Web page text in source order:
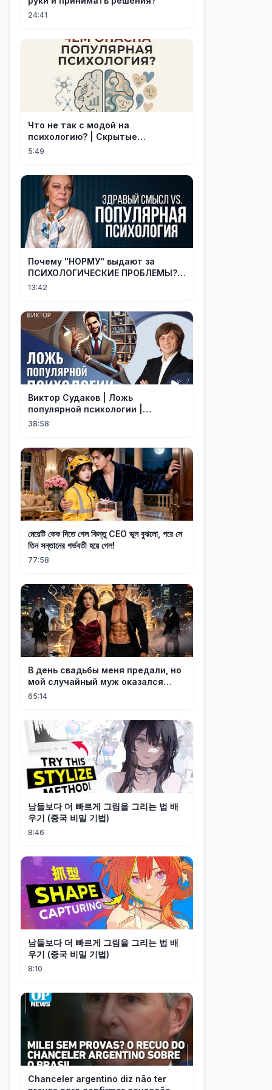
24:41
Что не так с модой на
психологию? | Скрытые
опасности популярности
5:49
Почему "НОРМУ" выдают за
ПСИХОЛОГИЧЕСКИЕ ПРОБЛЕМЫ?
Последствия "популярной"
13:42
Виктор Судаков | Ложь
популярной психологии |
Проповедь
38:58
মেয়েটি কেক দিতে গেল কিন্তু CEO ভুল বুঝলো, পরে সে
তিন সন্তানের গর্ভবতী হয়ে গেল!
77:58
В день свадьбы меня предали, но
мой случайный муж оказался
настоящим миллионером
65:14
남들보다 더 빠르게 그림을 그리는 법 배
우기 (중국 비밀 기법)
8:46
남들보다 더 빠르게 그림을 그리는 법 배
우기 (중국 비밀 기법)
8:10
Chanceler argentino diz não ter